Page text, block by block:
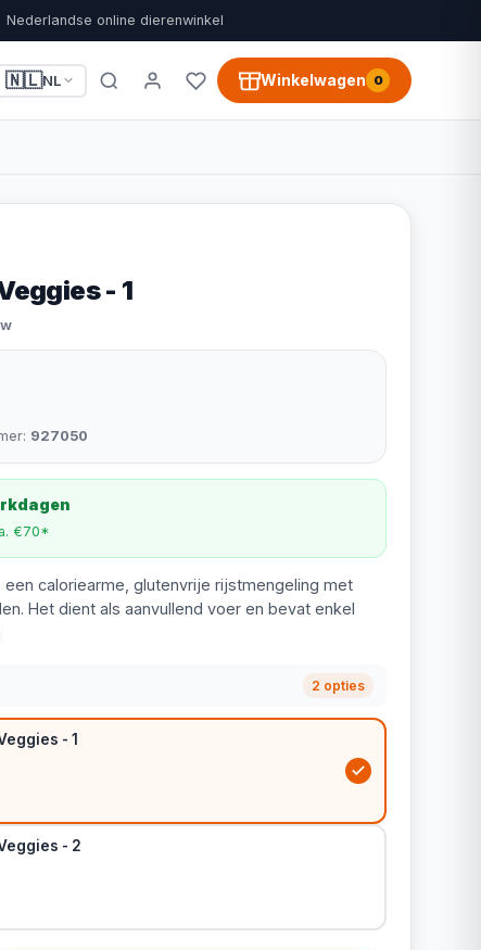
Nederlandse online dierenwinkel
🇳🇱NL Winkelwagen 0
- 1
927050
€70*
een caloriearme, glutenvrije rijstmengeling met
Het dient als aanvullend voer en bevat enkel
2 opties
- 1
- 2